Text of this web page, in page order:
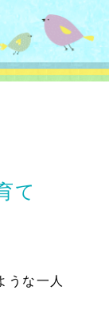
て
うな一人